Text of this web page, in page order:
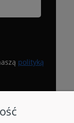
polityką